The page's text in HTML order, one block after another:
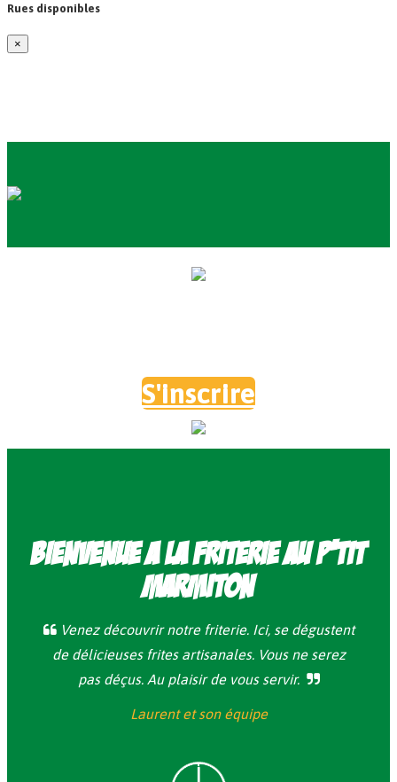
Rues disponibles
×
S'inscrire
Bienvenue a la friterie Au P'tit
Marmiton
Venez découvrir notre friterie. Ici, se dégustent
de délicieuses frites artisanales. Vous ne serez
pas déçus. Au plaisir de vous servir.
Laurent et son équipe